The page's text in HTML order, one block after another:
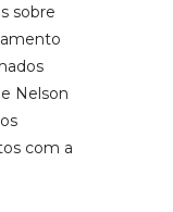
sobre
Nelson
com a